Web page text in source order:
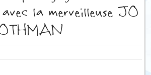
avec la merveilleuse JO